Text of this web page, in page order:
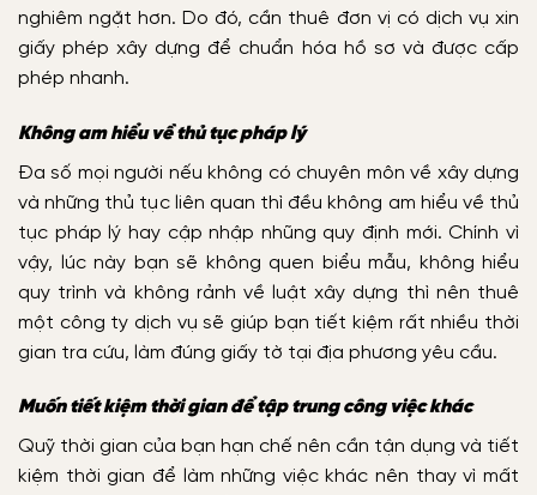
nghiêm ngặt hơn. Do đó, cần thuê đơn vị có dịch vụ xin
giấy phép xây dựng để chuẩn hóa hồ sơ và được cấp
phép nhanh.
Không am hiểu về thủ tục pháp lý
Đa số mọi người nếu không có chuyên môn về xây dựng
và những thủ tục liên quan thì đều không am hiểu về thủ
tục pháp lý hay cập nhập nhũng quy định mới. Chính vì
vậy, lúc này bạn sẽ không quen biểu mẫu, không hiểu
quy trình và không rảnh về luật xây dựng thì nên thuê
một công ty dịch vụ sẽ giúp bạn tiết kiệm rất nhiều thời
gian tra cứu, làm đúng giấy tờ tại địa phương yêu cầu.
Muốn tiết kiệm thời gian để tập trung công việc khác
Quỹ thời gian của bạn hạn chế nên cần tận dụng và tiết
kiệm thời gian để làm những việc khác nên thay vì mất